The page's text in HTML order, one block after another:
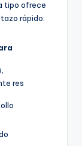
tipo ofrece
rápido:
res